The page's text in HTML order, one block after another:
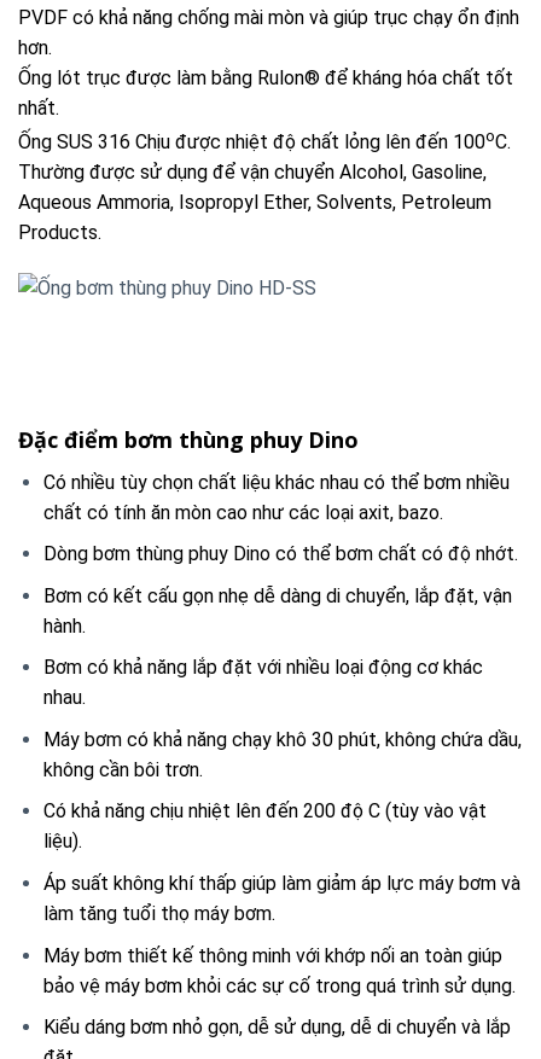
PVDF có khả năng chống mài mòn và giúp trục chạy ổn định
hơn.
Ống lót trục được làm bằng Rulon® để kháng hóa chất tốt
nhất.
Ống SUS 316 Chịu được nhiệt độ chất lỏng lên đến 100oC.
Thường được sử dụng để vận chuyển Alcohol, Gasoline,
Aqueous Ammoria, Isopropyl Ether, Solvents, Petroleum
Products.
Đặc điểm bơm thùng phuy Dino
Có nhiều tùy chọn chất liệu khác nhau có thể bơm nhiều
chất có tính ăn mòn cao như các loại axit, bazo.
Dòng bơm thùng phuy Dino có thể bơm chất có độ nhớt.
Bơm có kết cấu gọn nhẹ dễ dàng di chuyển, lắp đặt, vận
hành.
Bơm có khả năng lắp đặt với nhiều loại động cơ khác
nhau.
Máy bơm có khả năng chạy khô 30 phút, không chứa dầu,
không cần bôi trơn.
Có khả năng chịu nhiệt lên đến 200 độ C (tùy vào vật
liệu).
Áp suất không khí thấp giúp làm giảm áp lực máy bơm và
làm tăng tuổi thọ máy bơm.
Máy bơm thiết kế thông minh với khớp nối an toàn giúp
bảo vệ máy bơm khỏi các sự cố trong quá trình sử dụng.
Kiểu dáng bơm nhỏ gọn, dễ sử dụng, dễ di chuyển và lắp